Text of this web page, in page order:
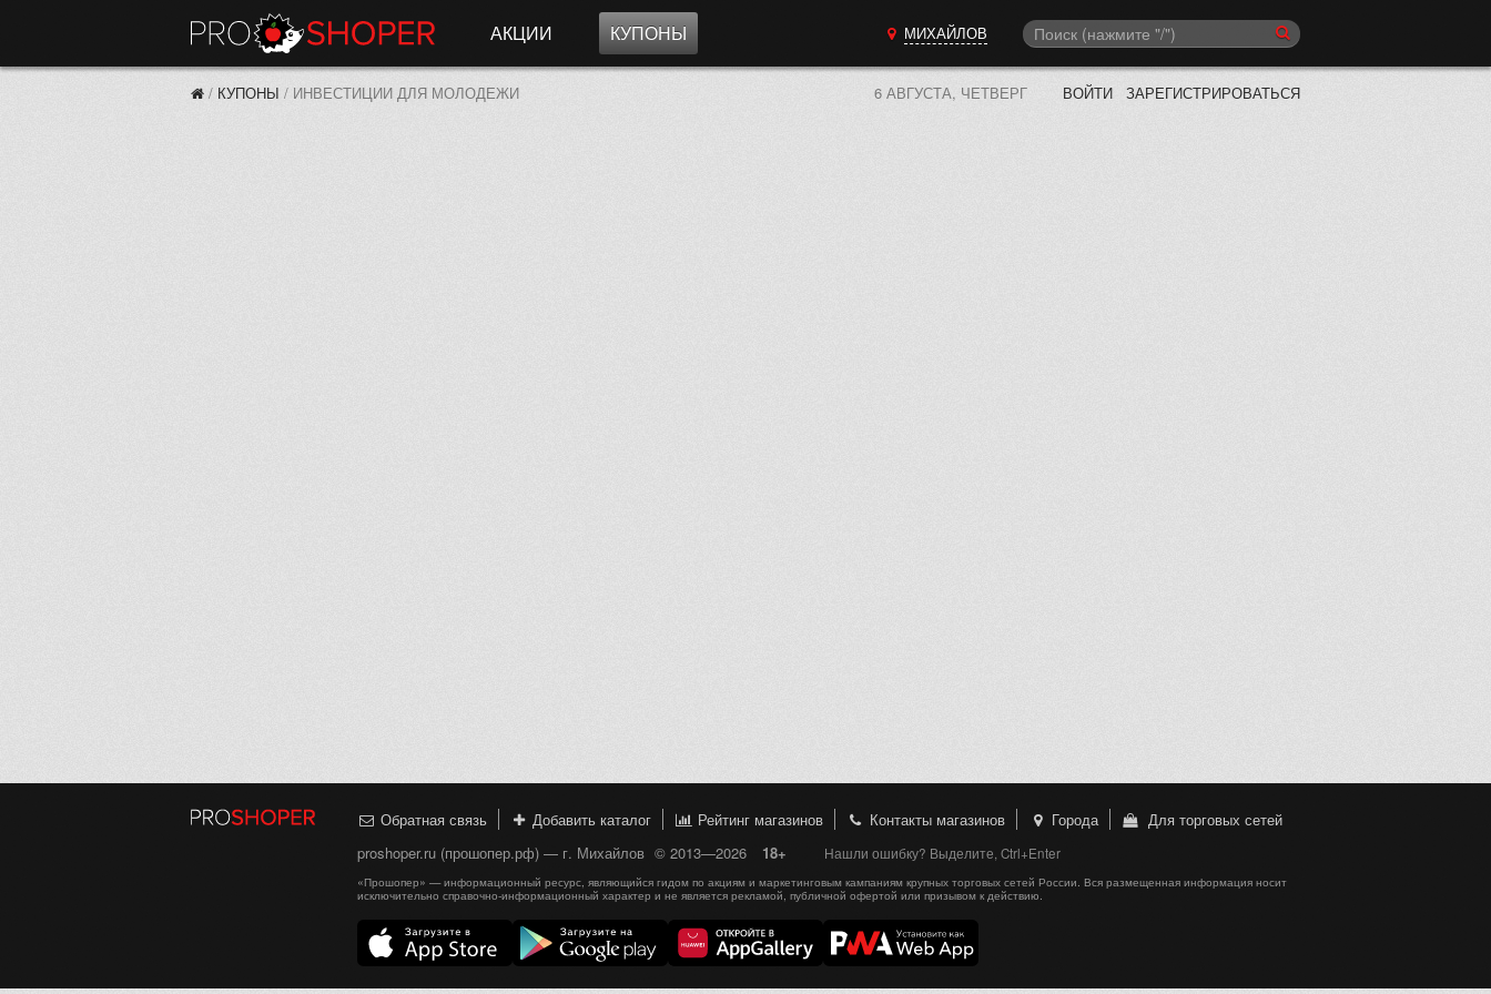
АКЦИИ КУПОНЫ МИХАЙЛОВ
/ КУПОНЫ / ИНВЕСТИЦИИ ДЛЯ МОЛОДЕЖИ 6 АВГУСТА, ЧЕТВЕРГ ВОЙТИ ЗАРЕГИСТРИРОВАТЬСЯ
Обратная связь Добавить каталог Рейтинг магазинов Контакты магазинов Города
Для торговых сетей
proshoper.ru (прошопер.рф) — г. Михайлов © 2013—2026 18+ Нашли ошибку? Выделите, Ctrl+Enter
«Прошопер» — информационный ресурс, являющийся гидом по акциям и маркетинговым кампаниям крупных торговых сетей России. Вся размещенная информация носит
исключительно справочно-информационный характер и не является рекламой, публичной офертой или призывом к действию.